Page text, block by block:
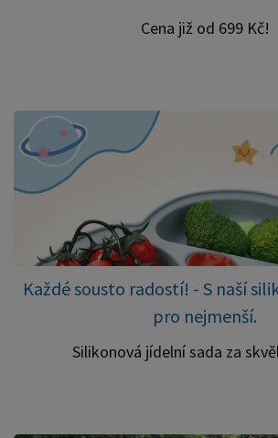
Cena již od 699 Kč!
Každé sousto radostí! - S naší
pro nejmenší.
Silikonová jídelní sada za